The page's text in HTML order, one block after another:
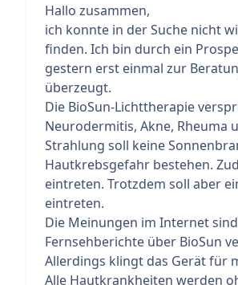
Hallo zusammen,
ich konnte in der Suche nicht
finden. Ich bin durch ein
gestern erst einmal zur
überzeugt.
Die BioSun-Lichttherapie
Neurodermitis, Akne, Rheuma
Strahlung soll keine
Hautkrebsgefahr bestehen.
eintreten. Trotzdem soll aber
eintreten.
Die Meinungen im Internet
Fernsehberichte über BioSun
Allerdings klingt das Gerät für
Alle Hautkrankheiten werden